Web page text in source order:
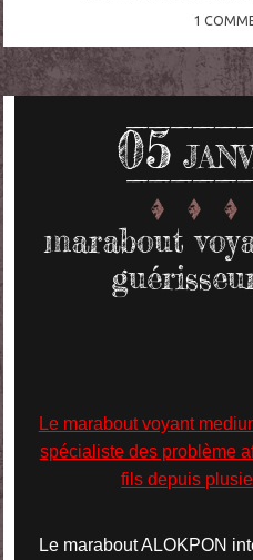
1
05
marabout
Le marabout voyant
spécialiste des problème
fils depuis
Le marabout ALOKPON